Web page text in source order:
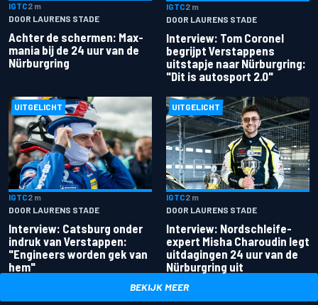
IGTC2 m
DOOR LAURENS STADE
Achter de schermen: Max-
mania bij de 24 uur van de
Nürburgring
IGTC2 m
DOOR LAURENS STADE
Interview: Tom Coronel
begrijpt Verstappens
uitstapje naar Nürburgring:
"Dit is autosport 2.0"
UITGELICHT
IGTC2 m
DOOR LAURENS STADE
Interview: Catsburg onder
indruk van Verstappen:
"Engineers worden gek van
hem"
UITGELICHT
IGTC2 m
DOOR LAURENS STADE
Interview: Nordschleife-
expert Misha Charoudin legt
uitdagingen 24 uur van de
Nürburgring uit
BEKIJK MEER